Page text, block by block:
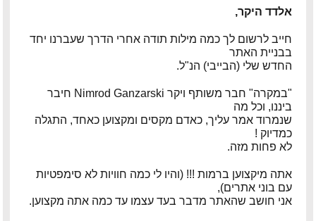
צדי צרפתי – במאי תיאטרון וטלוויזיה
אבי בללי – מוזיקאי ויוצר
פיטר רוט – מוזיקאי ויוצר
דודי לוי – מוזיקאי, גיטריסט ויוצר
הצג עוד המלצות >>
אלדד היקר,
חייב לרשום לך כמה מילות תודה אחרי הדרך שעברנו יחד
בבניית האתר
החדש שלי (הבייבי) הנ"ל.
"במקרה" חבר משותף ויקר Nimrod Ganzarski חיבר
ביננו, וכל מה
שנמרוד אמר עליך, כאדם מקסים ומקצוען כאחד, התגלה
כמדיוק !
לא פחות מזה.
אתה מיקצוען ברמות !!! (והיו לי כמה חוויות לא סימפטיות
עם בוני אתרים),
אני חושב שהאתר מדבר בעד עצמו עד כמה אתה מקצוען.